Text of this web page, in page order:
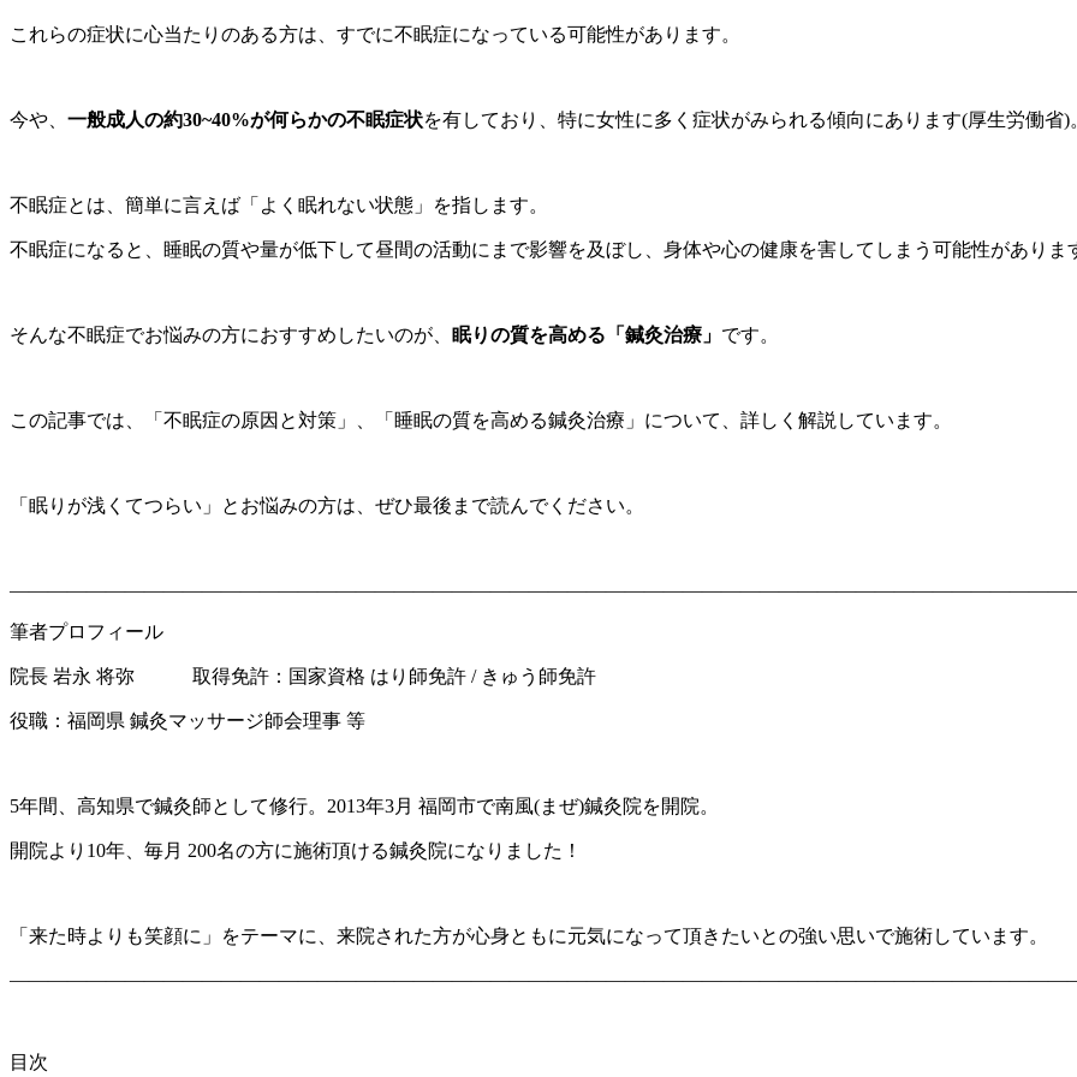
これらの症状に心当たりのある方は、すでに不眠症になっている可能性があります。
今や、 一般成人の約30~40%が何らかの不眠症状を有しており、特に女性に多く症状がみられる傾向にあります(厚生労働省)
不眠症とは、簡単に言えば「よく眠れない状態」を指します。
不眠症になると、睡眠の質や量が低下して昼間の活動にまで影響を及ぼし、身体や心の健康を害してしまう可能性がありま
そんな不眠症でお悩みの方におすすめしたいのが、 眠りの質を高める「鍼灸治療」 です。
この記事では、「不眠症の原因と対策」、「睡眠の質を高める鍼灸治療」について、詳しく解説しています。
「眠りが浅くてつらい」とお悩みの方は、ぜひ最後まで読んでください。
—————————————————————————————————————————
筆者プロフィール
院長 岩永 将弥 取得免許：国家資格 はり師免許 / きゅう師免許
役職：福岡県 鍼灸マッサージ師会理事 等
5年間、高知県で鍼灸師として修行。2013年3月 福岡市で南風(まぜ)鍼灸院を開院。
開院より10年、毎月 200名の方に施術頂ける鍼灸院になりました！
「来た時よりも笑顔に」をテーマに、来院された方が心身ともに元気になって頂きたいとの強い思いで施術しています。
—————————————————————————————————————————
目次